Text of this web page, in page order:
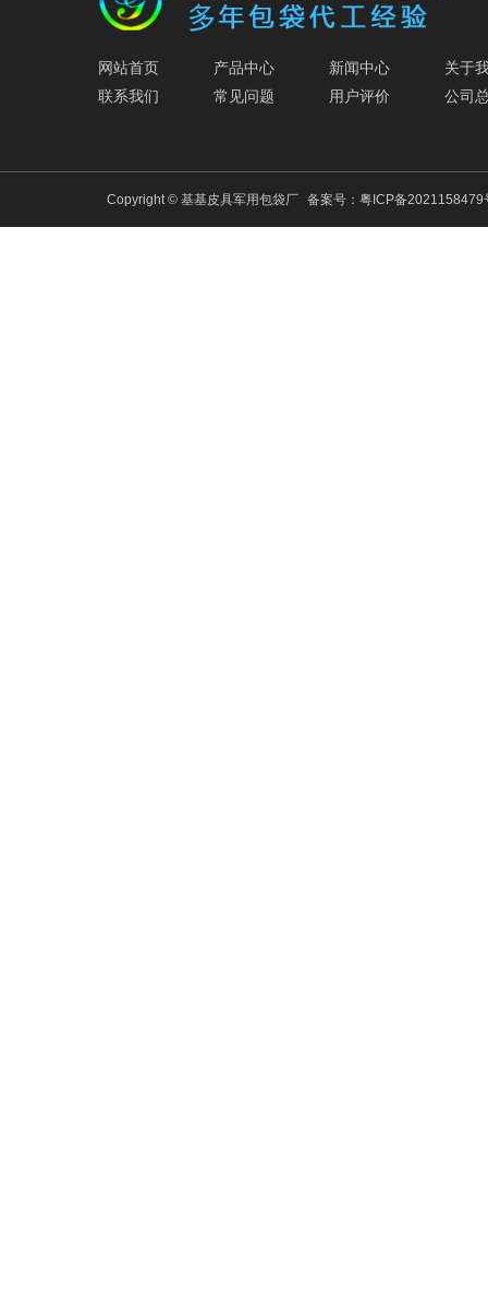
网站首页 产品中心 新闻中心
关于
联系我们
常见问题 用户评价 公司
Copyright © 基基皮具军用包袋厂 备案号： 粤ICP备2021158479